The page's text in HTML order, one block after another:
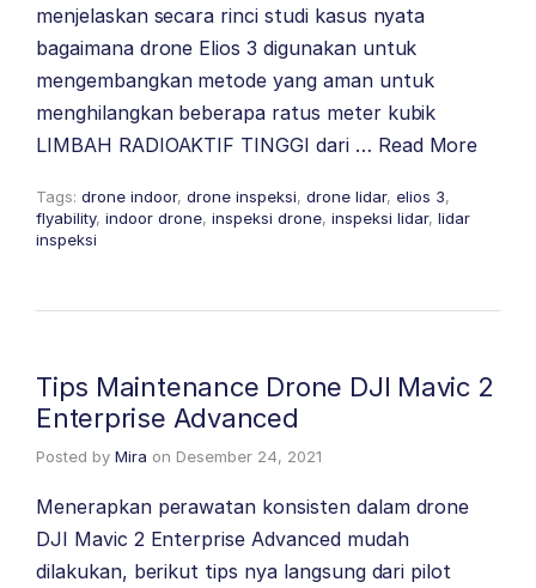
menjelaskan secara rinci studi kasus nyata
bagaimana drone Elios 3 digunakan untuk
mengembangkan metode yang aman untuk
menghilangkan beberapa ratus meter kubik
LIMBAH RADIOAKTIF TINGGI dari … Read More
Tags: drone indoor, drone inspeksi, drone lidar, elios 3,
flyability, indoor drone, inspeksi drone, inspeksi lidar, lidar
inspeksi
Tips Maintenance Drone DJI Mavic 2
Enterprise Advanced
Posted by Mira on Desember 24, 2021
Menerapkan perawatan konsisten dalam drone
DJI Mavic 2 Enterprise Advanced mudah
dilakukan, berikut tips nya langsung dari pilot